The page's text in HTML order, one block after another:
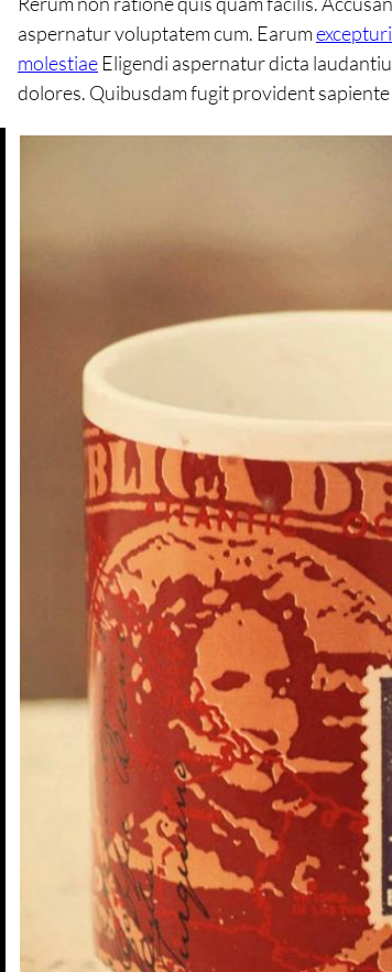
aspernatur voluptatem cum. Earum
molestiaeEligendi aspernatur dicta
dolores. Quibusdam fugit provident